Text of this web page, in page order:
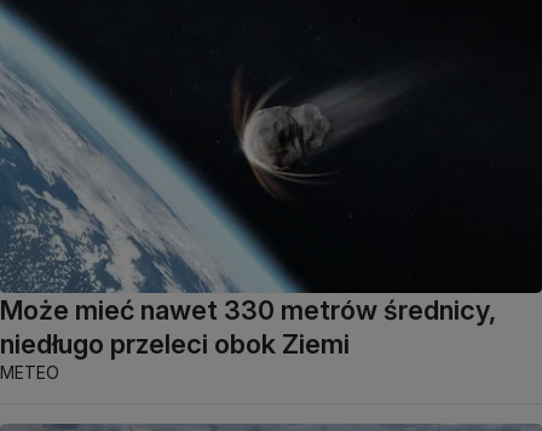
Może mieć nawet 330 metrów średnicy,
niedługo przeleci obok Ziemi
METEO